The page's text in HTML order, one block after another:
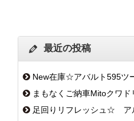
最近の投稿
New在庫☆アバルト595ツ
まもなくご納車Mitoクワ
足回りリフレッシュ☆ ア